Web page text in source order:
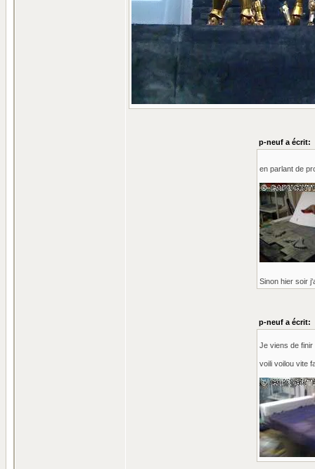
p-neuf a écrit:
en parlant de
Sinon hier soir
p-neuf a écrit:
Je viens de finir
voili voilou vite